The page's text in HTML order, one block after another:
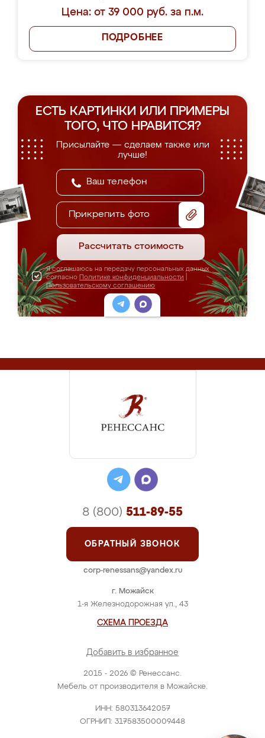
Цена: от 39 000 руб. за п.м.
ПОДРОБНЕЕ
ЕСТЬ КАРТИНКИ ИЛИ ПРИМЕРЫ
ТОГО, ЧТО НРАВИТСЯ?
Присылайте — сделаем также или
лучше!
Прикрепить фото
Рассчитать стоимость
Я соглашаюсь на передачу персональных данных
согласно Политике конфиденциальности
Пользовательскому соглашению
2015 - 2026 © Ренессанс.
Мебель от производителя в Можайске.
ИНН: 580313642057
ОГРНИП: 317583500009448
г. Можайск
1-я Железнодорожная ул., 43
СХЕМА ПРОЕЗДА
Добавить в избранное
8 (800) 511-89-55
ОБРАТНЫЙ ЗВОНОК
corp-renessans@yandex.ru